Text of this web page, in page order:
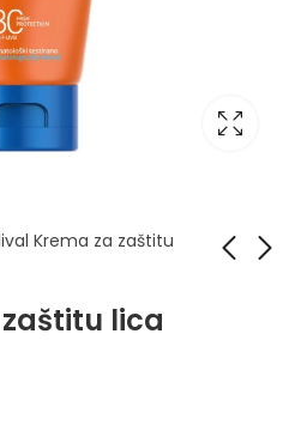
Krema za zaštitu
lica
Olival Aktivni Piling
Olival Magnezij ulje